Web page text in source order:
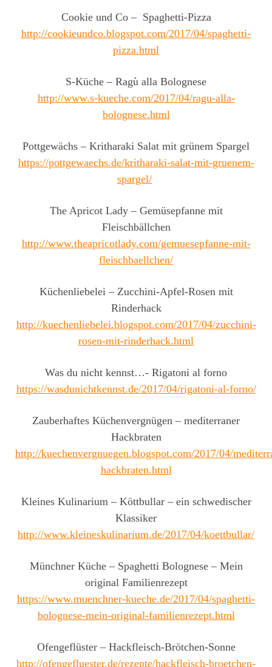
Cookie und Co – Spaghetti-Pizza
http://cookieundco.blogspot.com/2017/04/spaghetti-
pizza.html
S-Küche – Ragù alla Bolognese
http://www.s-kueche.com/2017/04/ragu-alla-
bolognese.html
Pottgewächs – Kritharaki Salat mit grünem Spargel
https://pottgewaechs.de/kritharaki-salat-mit-gruenem-
spargel/
The Apricot Lady – Gemüsepfanne mit
Fleischbällchen
http://www.theapricotlady.com/gemuesepfanne-mit-
fleischbaellchen/
Küchenliebelei – Zucchini-Apfel-Rosen mit
Rinderhack
http://kuechenliebelei.blogspot.com/2017/04/zucchini-
rosen-mit-rinderhack.html
Was du nicht kennst…- Rigatoni al forno
https://wasdunichtkennst.de/2017/04/rigatoni-al-forno/
Zauberhaftes Küchenvergnügen – mediterraner
Hackbraten
http://kuechenvergnuegen.blogspot.com/2017/04/
hackbraten.html
Kleines Kulinarium – Köttbullar – ein schwedischer
Klassiker
http://www.kleineskulinarium.de/2017/04/koettbullar/
Münchner Küche – Spaghetti Bolognese – Mein
original Familienrezept
https://www.muenchner-kueche.de/2017/04/spaghetti-
bolognese-mein-original-familienrezept.html
Ofengeflüster – Hackfleisch-Brötchen-Sonne
http://ofengefluester.de/rezepte/hackfleisch-broetchen-